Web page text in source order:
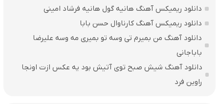
دانلود ریمیکس آهنگ هانیه گول هانیه فرشاد امینی
دانلود ریمیکس آهنگ کارناوال حسن بابا
دانلود آهنگ من بمیرم تی وسه تو بمیری مه وسه علیرضا
باباجانی
دانلود آهنگ شیش صبح توی آتیش بود یه عکس ازت اونجا
راوین فرد